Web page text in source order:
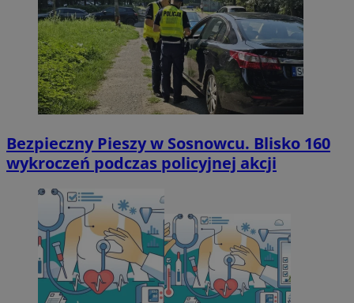
Bezpieczny Pieszy w Sosnowcu. Blisko 160
wykroczeń podczas policyjnej akcji